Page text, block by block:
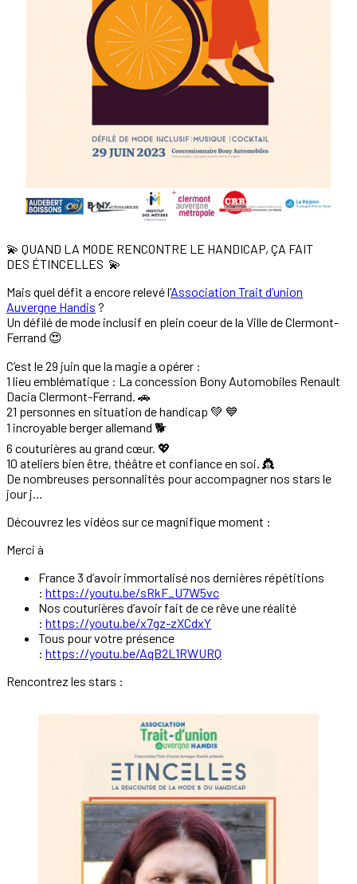
💫 QUAND LA MODE RENCONTRE LE HANDICAP, ÇA FAIT
DES ÉTINCELLES 💫
Mais quel défit a encore relevé l’Association Trait d’union
Auvergne Handis ?
Un défilé de mode inclusif en plein coeur de la Ville de Clermont-
Ferrand 😍
C’est le 29 juin que la magie a opérer :
1 lieu emblématique : La concession Bony Automobiles Renault
Dacia Clermont-Ferrand. 🚗
21 personnes en situation de handicap 💚 💙
1 incroyable berger allemand 🐕
6 couturières au grand cœur. 💖
10 ateliers bien être, théâtre et confiance en soi. 👸
De nombreuses personnalités pour accompagner nos stars le
jour j…
Découvrez les vidéos sur ce magnifique moment :
Merci à
France 3 d’avoir immortalisé nos dernières répétitions
: https://youtu.be/sRkF_U7W5vc
Nos couturières d’avoir fait de ce rêve une réalité
: https://youtu.be/x7gz-zXCdxY
Tous pour votre présence
: https://youtu.be/AqB2L1RWURQ
Rencontrez les stars :